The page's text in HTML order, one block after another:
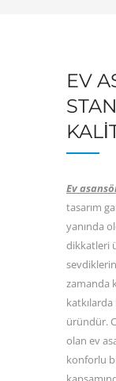
EV
Ev
tasarım
yanında
dikkatleri
zamanda
üründür.
olan ev
konforlu